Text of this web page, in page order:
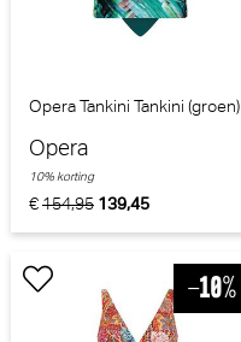
Opera Tankini Tankini (groen)
Opera
€154,95 139,45
10% korting